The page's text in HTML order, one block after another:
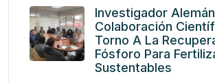
Investigador
Colaboración
Torno A La
Fósforo Para
Sustentables